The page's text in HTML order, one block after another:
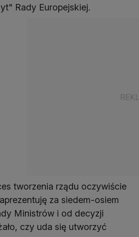
Rady Europejskiej.
tworzenia rządu oczywiście
za siedem-osiem
Ministrów i od decyzji
czy uda się utworzyć